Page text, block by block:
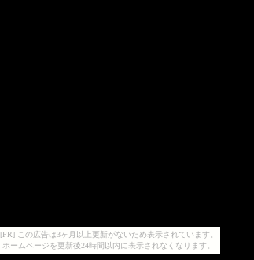
[PR] この広告は3ヶ月以上更新がないため表示されています。
ホームページを更新後24時間以内に表示されなくなります。